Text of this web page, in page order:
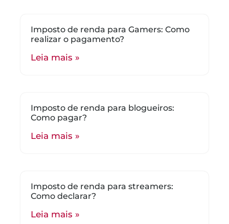
Imposto de renda para Gamers: Como
realizar o pagamento?
Leia mais »
Imposto de renda para blogueiros:
Como pagar?
Leia mais »
Imposto de renda para streamers:
Como declarar?
Leia mais »